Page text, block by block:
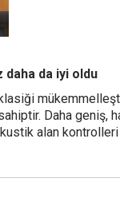
da iyi oldu
Daha geniş,
alan